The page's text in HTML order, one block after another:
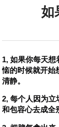
如
1, 如果你每天
恼的时候就开始
清静。
2, 每个人因为立
和包容心去成全